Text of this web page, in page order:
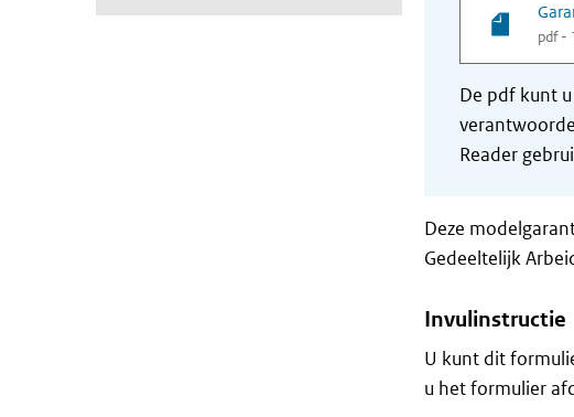
pdf -
De pdf kunt
Reader
Deze
Gedeeltelijk
Invulinstructie
U kunt dit
u het formulier